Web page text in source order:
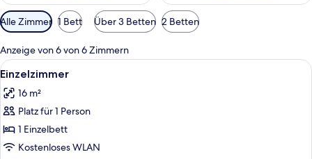
Verfügbare
Filter
für
Zimmer
Alle Zimmer 1 Bett Über 3 Betten 2 Betten
Anzeige von 6 von 6 Zimmern
Alle
Fotos
für
Einzelzimmer
anzeigen
Ein Hotelzimmer mit einem Bett,
3
Einzelzimmer
16 m²
Platz für 1 Person
1 Einzelbett
Kostenloses WLAN